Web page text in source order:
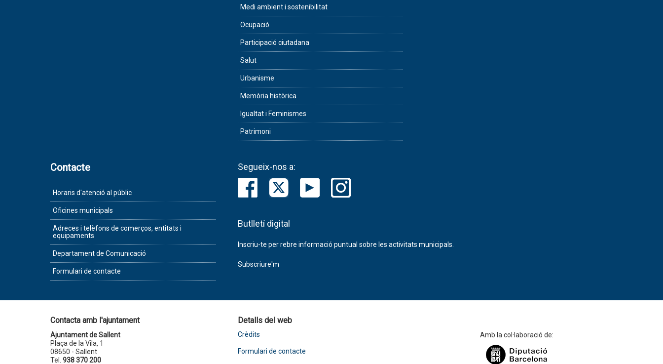
Medi ambient i sostenibilitat
Ocupació
Participació ciutadana
Salut
Urbanisme
Memòria històrica
Igualtat i Feminismes
Patrimoni
Contacte
Horaris d'atenció al públic
Oficines municipals
Adreces i telèfons de comerços, entitats i
equipaments
Departament de Comunicació
Formulari de contacte
Segueix-nos a:
Butlletí digital
Inscriu-te per rebre informació puntual sobre les activitats municipals.
Subscriure'm
Contacta amb l'ajuntament
Ajuntament de Sallent
Plaça de la Vila, 1
08650 - Sallent
Tel. 938 370 200
Detalls del web
Crèdits
Formulari de contacte
Amb la col·laboració de: